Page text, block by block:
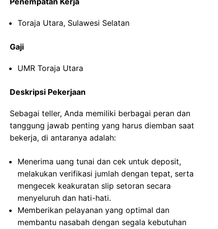
Toraja Utara, Sulawesi Selatan
Gaji
UMR Toraja Utara
Deskripsi Pekerjaan
Sebagai teller, Anda memiliki berbagai peran dan
tanggung jawab penting yang harus diemban saat
bekerja, di antaranya adalah:
Menerima uang tunai dan cek untuk deposit,
melakukan verifikasi jumlah dengan tepat, serta
mengecek keakuratan slip setoran secara
menyeluruh dan hati-hati.
Memberikan pelayanan yang optimal dan
membantu nasabah dengan segala kebutuhan